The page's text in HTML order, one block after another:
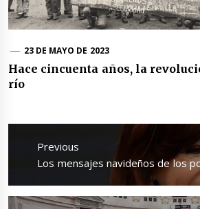
23 DE MAYO DE 2023
Hace cincuenta años, la
río
Navegación
entradas
Previous
Previous
Los mensajes navideños de los